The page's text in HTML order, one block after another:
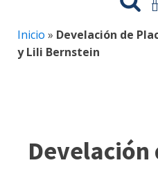
Inicio » Develación de
y Lili Bernstein
Develación